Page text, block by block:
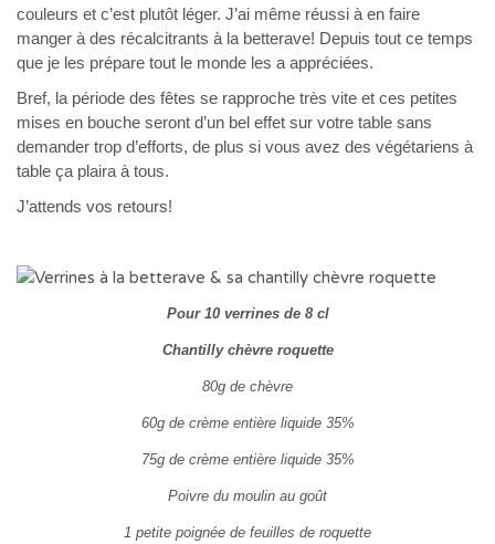
couleurs et c’est plutôt léger. J’ai même réussi à en faire
manger à des récalcitrants à la betterave! Depuis tout ce temps
que je les prépare tout le monde les a appréciées.
Bref, la période des fêtes se rapproche très vite et ces petites
mises en bouche seront d’un bel effet sur votre table sans
demander trop d’efforts, de plus si vous avez des végétariens à
table ça plaira à tous.
J’attends vos retours!
Pour 10 verrines de 8 cl
Chantilly chèvre roquette
80g de chèvre
60g de crème entière liquide 35%
75g de crème entière liquide 35%
Poivre du moulin au goût
1 petite poignée de feuilles de roquette